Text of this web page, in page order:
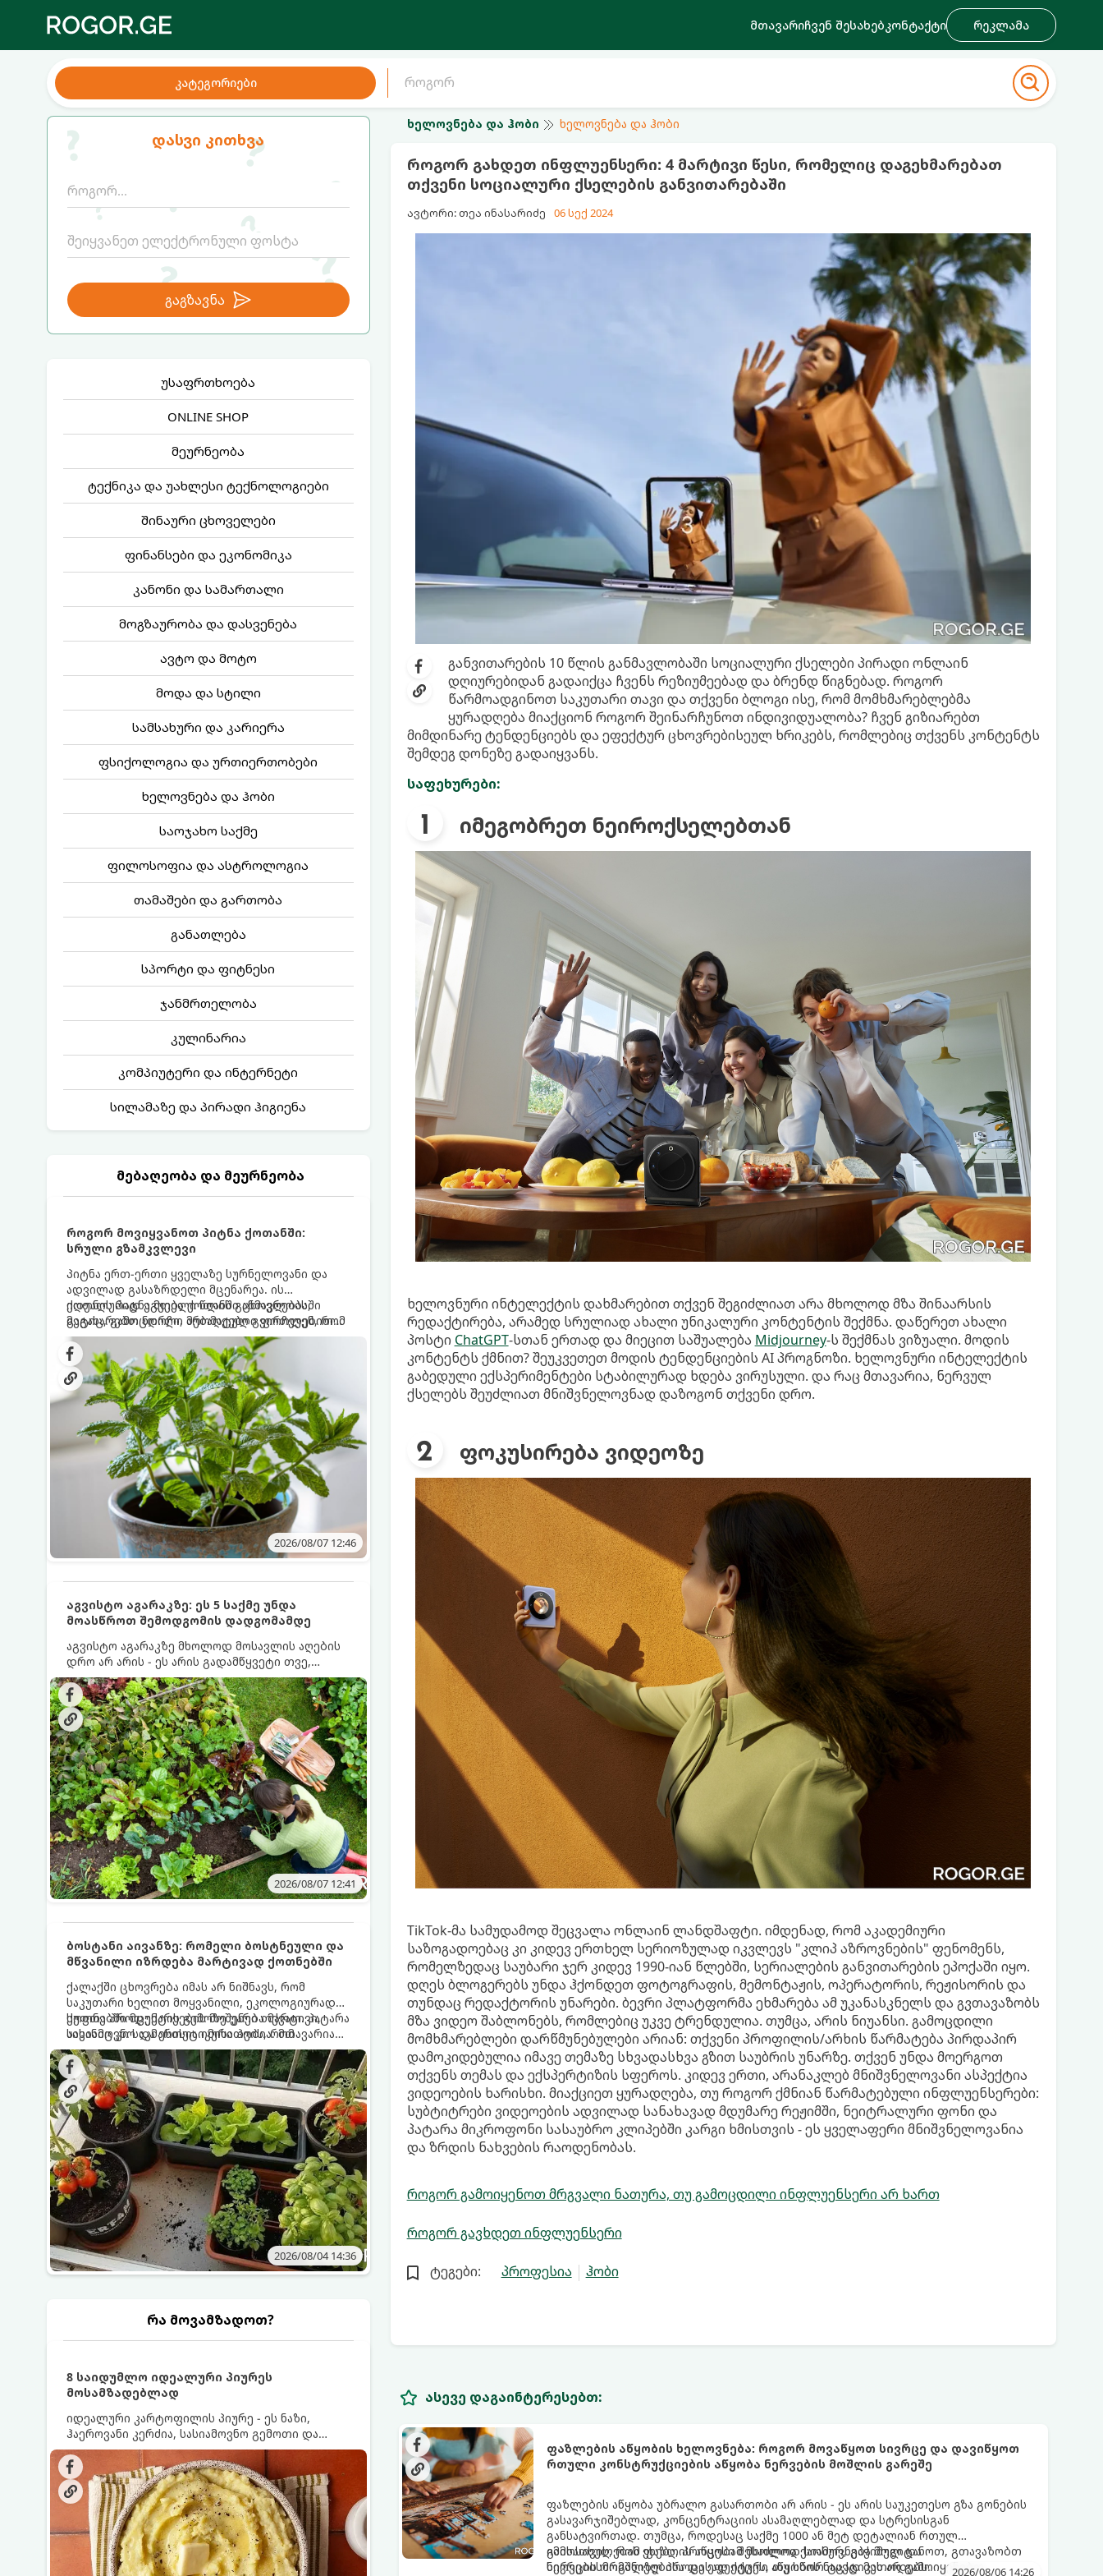
მთავარიჩვენ შესახებკონტაქტი რეკლამა
კატეგორიები
დასვი კითხვა
გაგზავნა
უსაფრთხოება
ONLINE SHOP
მეურნეობა
ტექნიკა და უახლესი ტექნოლოგიები
შინაური ცხოველები
ფინანსები და ეკონომიკა
კანონი და სამართალი
მოგზაურობა და დასვენება
ავტო და მოტო
მოდა და სტილი
სამსახური და კარიერა
ფსიქოლოგია და ურთიერთობები
ხელოვნება და ჰობი
საოჯახო საქმე
ფილოსოფია და ასტროლოგია
თამაშები და გართობა
განათლება
სპორტი და ფიტნესი
ჯანმრთელობა
კულინარია
კომპიუტერი და ინტერნეტი
სილამაზე და პირადი ჰიგიენა
მებაღეობა და მეურნეობა
როგორ მოვიყვანოთ პიტნა ქოთანში:
სრული გზამკვლევი
პიტნა ერთ-ერთი ყველაზე სურნელოვანი და
ადვილად გასაზრდელი მცენარეა. ის
იდეალურად ეგუება ქოთანში ცხოვრებას,
მეტიც, გამოცდილი მებაღეები გვირჩევენ, რომ
პიტნა მხოლოდ ქოთანში მოვიყვანოთ, რადგან
ღია გრუნტში (ბაღში) დარგვისას ის ფესვებით
ძალიან სწრაფად ვრცელდება და სხვა
მცენარეებს ავიწროებს.
ქოთნის პიტნა მთელი წლის განმავლობაში
გაგახარებთ ნორჩი, არომატული ფოთლებით
ჩაის, ლიმონათისა თუ კერძებისთვის.
2026/08/07 12:46
აგვისტო აგარაკზე: ეს 5 საქმე უნდა
მოასწროთ შემოდგომის დადგომამდე
აგვისტო აგარაკზე მხოლოდ მოსავლის აღების
დრო არ არის - ეს არის გადამწყვეტი თვე,
როდესაც საფუძველი ეყრება მომავალი წლის
მოსავალს და ბაღი მზადდება შემოდგომა-
ზამთრის სეზონისთვის. იმისათვის, რომ
ნიადაგმა ენერგია აღიდგინოს, ხოლო
მცენარეებმა ზამთარს გაუძლონ, აგვისტოს
ბოლომდე 5 მნიშვნელოვანი საქმის გაკეთება
უნდა მოასწროთ:
2026/08/07 12:41
ბოსტანი აივანზე: რომელი ბოსტნეული და
მწვანილი იზრდება მარტივად ქოთნებში
ქალაქში ცხოვრება იმას არ ნიშნავს, რომ
საკუთარი ხელით მოყვანილი, ეკოლოგიურად
სუფთა პროდუქტის გემოზე უარი თქვათ. პატარა
აივანიც კი საკმარისია იმისათვის, რომ
მოიწყოთ მინი-ბოსტანი, საიდანაც
ყოველდღიურად ახალ, არომატულ მწვანილსა
და ბოსტნეულს მოკრეფთ.
ქოთნებში მცენარეების მოშენება მარტივი,
სასიამოვნო და ესთეტიკური ჰობია. მთავარია
იცოდეთ, რომელი კულტურები ეგუებიან
ქოთნის პირობებს ყველაზე კარგად და როგორ
მოუაროთ მათ სწორად.
2026/08/04 14:36
რა მოვამზადოთ?
8 საიდუმლო იდეალური პიურეს
მოსამზადებლად
იდეალური კარტოფილის პიურე - ეს ნაზი,
ჰაეროვანი კერძია, სასიამოვნო გემოთი და
ნაღების-მოყვითალო ფერით. მისი მომზადება
ძალიან მარტივია, მაგრამ არსებობს რამდენიმე
საიდუმლო, რომლებიც უნდა იცოდეთ, რომ
პიურე იდეალურად გემრიელი გამოვიდეს.
ხელოვნება და ჰობი ხელოვნება და ჰობი
როგორ გახდეთ ინფლუენსერი: 4 მარტივი წესი, რომელიც დაგეხმარებათ
თქვენი სოციალური ქსელების განვითარებაში
ავტორი: თეა ინასარიძე 06 სექ 2024
განვითარების 10 წლის განმავლობაში სოციალური ქსელები პირადი ონლაინ
დღიურებიდან გადაიქცა ჩვენს რეზიუმეებად და ბრენდ წიგნებად. როგორ
წარმოადგინოთ საკუთარი თავი და თქვენი ბლოგი ისე, რომ მომხმარებლებმა
ყურადღება მიაქციონ როგორ შეინარჩუნოთ ინდივიდუალობა? ჩვენ გიზიარებთ
მიმდინარე ტენდენციებს და ეფექტურ ცხოვრებისეულ ხრიკებს, რომლებიც თქვენს კონტენტს
შემდეგ დონეზე გადაიყვანს.
საფეხურები:
იმეგობრეთ ნეიროქსელებთან
ხელოვნური ინტელექტის დახმარებით თქვენ შეგიძლიათ არა მხოლოდ მზა შინაარსის
რედაქტირება, არამედ სრულიად ახალი უნიკალური კონტენტის შექმნა. დაწერეთ ახალი
პოსტი ChatGPT-სთან ერთად და მიეცით საშუალება Midjourney-ს შექმნას ვიზუალი. მოდის
კონტენტს ქმნით? შეუკვეთეთ მოდის ტენდენციების AI პროგნოზი. ხელოვნური ინტელექტის
გაბედული ექსპერიმენტები სტაბილურად ხდება ვირუსული. და რაც მთავარია, ნერვულ
ქსელებს შეუძლიათ მნიშვნელოვნად დაზოგონ თქვენი დრო.
ფოკუსირება ვიდეოზე
TikTok-მა სამუდამოდ შეცვალა ონლაინ ლანდშაფტი. იმდენად, რომ აკადემიური
საზოგადოებაც კი კიდევ ერთხელ სერიოზულად იკვლევს "კლიპ აზროვნების" ფენომენს,
რომელზედაც საუბარი ჯერ კიდევ 1990-იან წლებში, სერიალების განვითარების ეპოქაში იყო.
დღეს ბლოგერებს უნდა ჰქონდეთ ფოტოგრაფის, მემონტაჟის, ოპერატორის, რეჟისორის და
თუნდაც რედაქტორის უნარები. ბევრი პლატფორმა ეხმარება ამ უკანასკნელს და გვთავაზობს
მზა ვიდეო შაბლონებს, რომლებიც უკვე ტრენდულია. თუმცა, არის ნიუანსი. გამოცდილი
მომხმარებლები დარწმუნებულები არიან: თქვენი პროფილის/არხის წარმატება პირდაპირ
დამოკიდებულია იმავე თემაზე სხვადასხვა გზით საუბრის უნარზე. თქვენ უნდა მოერგოთ
თქვენს თემას და ექსპერტიზის სფეროს. კიდევ ერთი, არანაკლებ მნიშვნელოვანი ასპექტია
ვიდეოების ხარისხი. მიაქციეთ ყურადღება, თუ როგორ ქმნიან წარმატებული ინფლუენსერები:
სუბტიტრები ვიდეოების ადვილად სანახავად მდუმარე რეჟიმში, ნეიტრალური ფონი და
პატარა მიკროფონი სასაუბრო კლიპებში კარგი ხმისთვის - ეს ყველაფერი მნიშვნელოვანია
და ზრდის ნახვების რაოდენობას.
როგორ გამოიყენოთ მრგვალი ნათურა, თუ გამოცდილი ინფლუენსერი არ ხართ
როგორ გავხდეთ ინფლუენსერი
ტეგები: პროფესია ჰობი
ასევე დაგაინტერესებთ:
ფაზლების აწყობის ხელოვნება: როგორ მოვაწყოთ სივრცე და დავიწყოთ
რთული კონსტრუქციების აწყობა ნერვების მოშლის გარეშე
ფაზლების აწყობა უბრალო გასართობი არ არის - ეს არის საუკეთესო გზა გონების
გასავარჯიშებლად, კონცენტრაციის ასამაღლებლად და სტრესისგან
განსატვირთად. თუმცა, როდესაც საქმე 1000 ან მეტ დეტალიან რთულ
გამოსახულებას ეხება, პროცესი შესაძლოა ქაოსურ, გაჭიმულ და
ნერვებისმომშლელ პროცესად იქცეს, თუ სწორ ტაქტიკას არ გამოიყენებთ.
იმისათვის, რომ ფაზლის აწყობამ მხოლოდ სიამოვნება მოგიტანოთ, გთავაზობთ
სივრცის ორგანიზებისა და ეფექტური აწყობის ნაცად მეთოდებს.
2026/08/06 14:26